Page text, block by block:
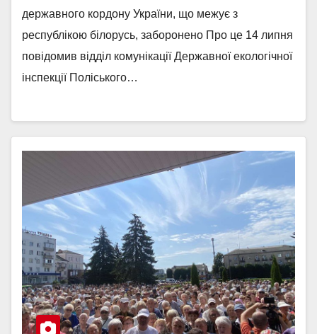
державного кордону України, що межує з
республікою білорусь, заборонено Про це 14 липня
повідомив відділ комунікації Державної екологічної
інспекції Поліського…